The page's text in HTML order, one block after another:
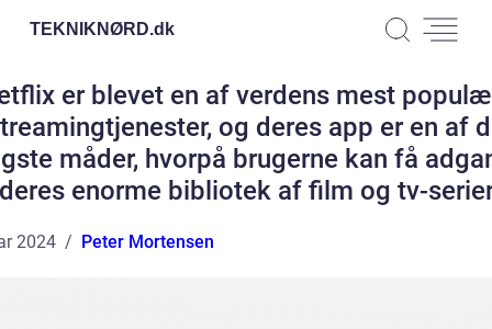
TEKNIKNØRD.dk
er blevet en af verdens mest
og deres app er en af
måder, hvorpå brugerne kan få
enorme bibliotek af film og tv-
2024 Peter Mortensen